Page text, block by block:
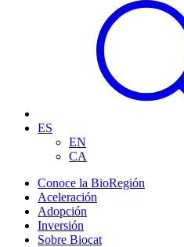
ES
EN
CA
Conoce la BioRegión
Aceleración
Adopción
Inversión
Sobre Biocat